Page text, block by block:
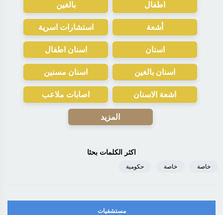
اطفال
بالغين
أشعة استشارات اسرية
اسنان اسنان اطفال
اسنان بالغين اسنان مسنين
اشعة الاسنان اصابات ملاعب
المزيد
اكثر الكلمات بحثا
خاصة خاصة حكومية
مستشفيات